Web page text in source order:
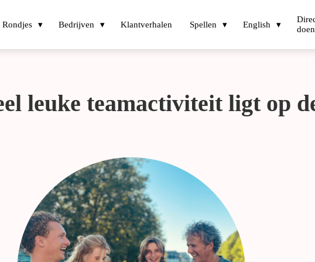
Rondjes Bedrijven Klantverhalen Spellen English
leuke teamactiviteit ligt op